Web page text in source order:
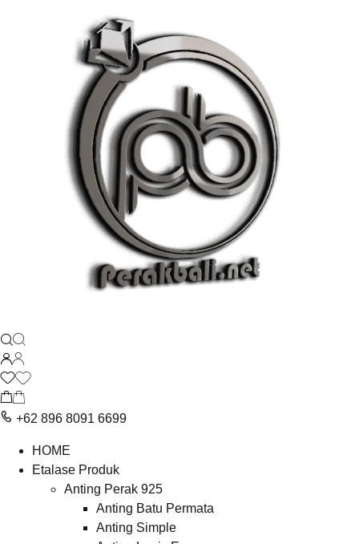
+62 896 8091 6699
HOME
Etalase Produk
Anting Perak 925
Anting Batu Permata
Anting Simple